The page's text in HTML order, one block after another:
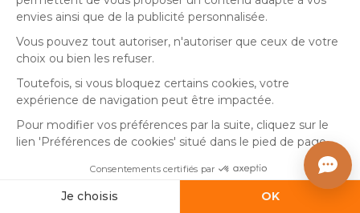
+3
Fauteuil d'angle de jardin en
En stock
+3
Fauteuil d'angle de jardin en
résine tressée Palma Gris et
En stock